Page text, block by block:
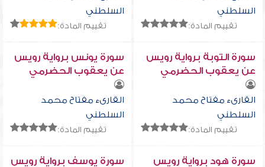
السلطني
تقييم المادة:
السلطني
تقييم المادة:
سورة التوبة برواية رويس
عن يعقوب الحضرمي
القارىء مفتاح محمد
السلطني
تقييم المادة:
سورة يونس برواية رويس
عن يعقوب الحضرمي
القارىء مفتاح محمد
السلطني
تقييم المادة:
سورة هود برواية رويس
سورة يوسف برواية رويس